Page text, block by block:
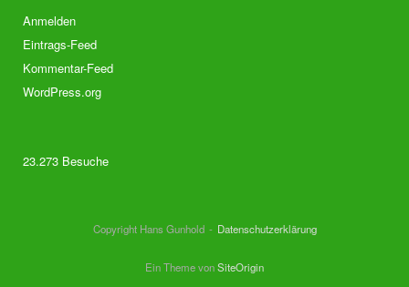
Anmelden
Eintrags-Feed
Kommentar-Feed
WordPress.org
23.273 Besuche
Copyright Hans Gunhold Datenschutzerklärung
Ein Theme vonSiteOrigin